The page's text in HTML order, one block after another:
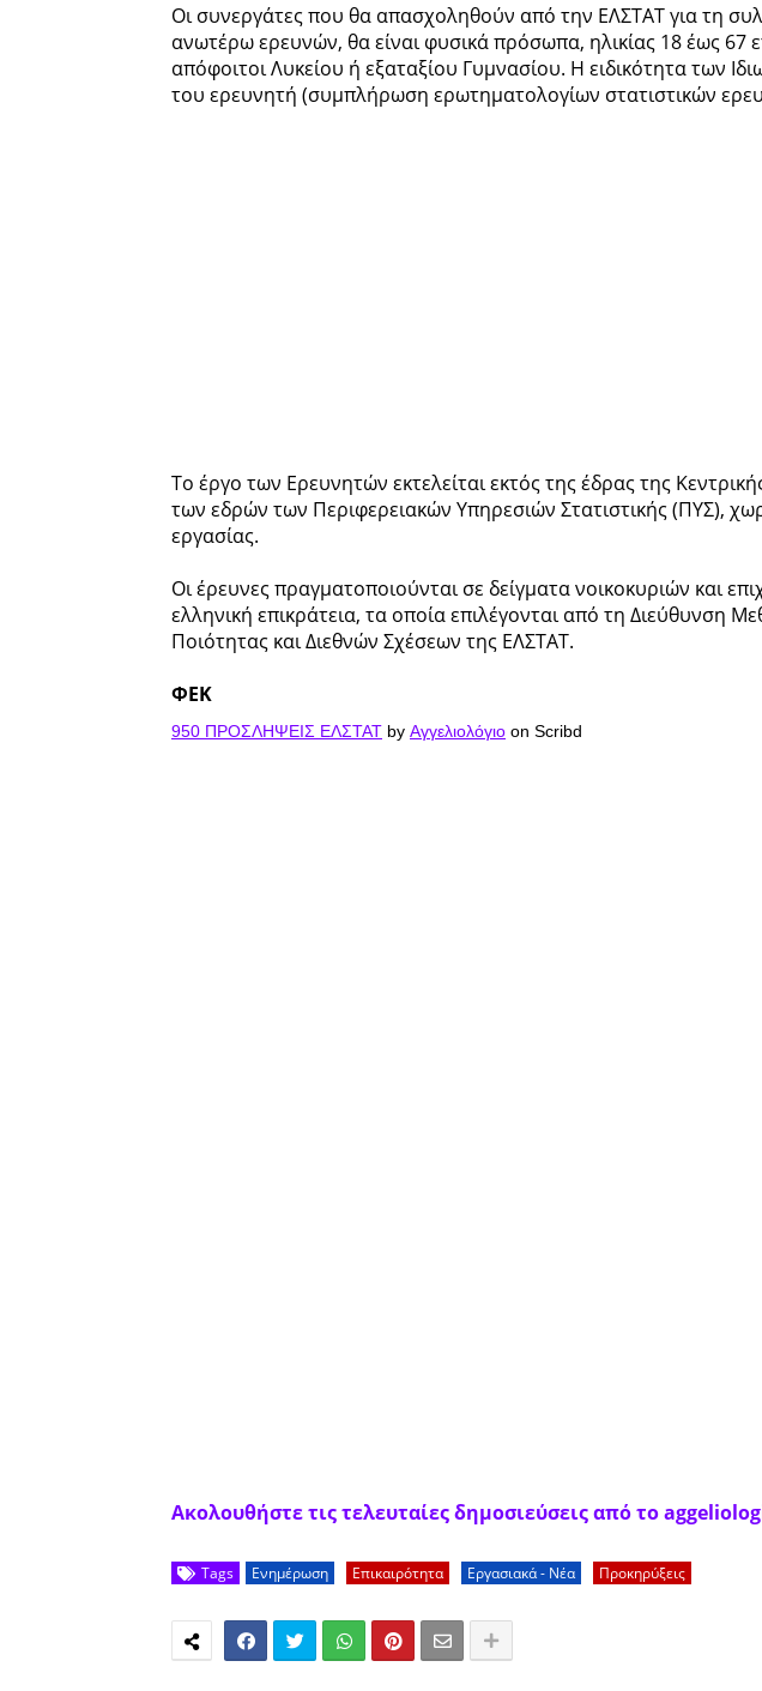
Οι συνεργάτες που θα απασχοληθούν από την ΕΛΣΤΑΤ για τη
ανωτέρω ερευνών, θα είναι φυσικά πρόσωπα, ηλικίας 18 έως 67
απόφοιτοι Λυκείου ή εξαταξίου Γυμνασίου. Η ειδικότητα των
του ερευνητή (συμπλήρωση ερωτηματολογίων στατιστικών
Το έργο των Ερευνητών εκτελείται εκτός της έδρας της
των εδρών των Περιφερειακών Υπηρεσιών Στατιστικής (ΠΥΣ),
εργασίας.
Οι έρευνες πραγματοποιούνται σε δείγματα νοικοκυριών και
ελληνική επικράτεια, τα οποία επιλέγονται από τη Διεύθυνση
Ποιότητας και Διεθνών Σχέσεων της ΕΛΣΤΑΤ.
ΦΕΚ
950 ΠΡΟΣΛΗΨΕΙΣ ΕΛΣΤΑΤ by Αγγελιολόγιο on Scribd
Ακολουθήστε τις τελευταίες δημοσιεύσεις από το
Tags Ενημέρωση Επικαιρότητα Εργασιακά - Νέα Προκηρύξεις